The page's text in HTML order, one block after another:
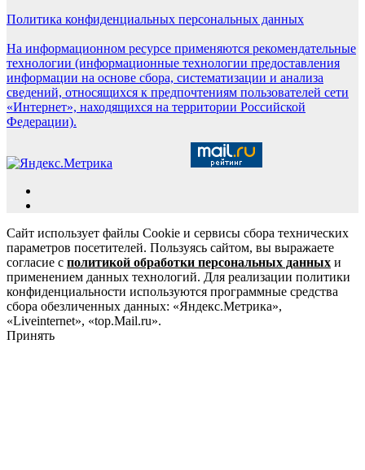
Политика конфиденциальных персональных данных
На информационном ресурсе применяются рекомендательные
технологии (информационные технологии предоставления
информации на основе сбора, систематизации и анализа
сведений, относящихся к предпочтениям пользователей сети
«Интернет», находящихся на территории Российской
Федерации).
Сайт использует файлы Cookie и сервисы сбора технических
параметров посетителей. Пользуясь сайтом, вы выражаете
согласие с политикой обработки персональных данных и
применением данных технологий. Для реализации политики
конфиденциальности используются программные средства
сбора обезличенных данных: «Яндекс.Метрика»,
«Liveinternet», «top.Mail.ru».
Принять